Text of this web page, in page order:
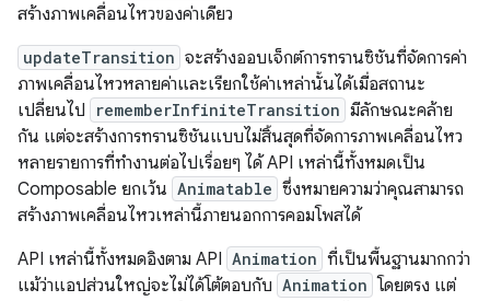
สร้างภาพเคลื่อนไหวของค่าเดียว
updateTransition จะสร้างออบเจ็กต์การทรานซิชันที่จัดการค่า
ภาพเคลื่อนไหวหลายค่าและเรียกใช้ค่าเหล่านั้นได้เมื่อสถานะ
เปลี่ยนไป
rememberInfiniteTransition มีลักษณะคล้าย
กัน แต่จะสร้างการทรานซิชันแบบไม่สิ้นสุดที่จัดการภาพเคลื่อนไหว
หลายรายการที่ทำงานต่อไปเรื่อยๆ ได้ API เหล่านี้ทั้งหมดเป็น
Composable ยกเว้น Animatable ซึ่งหมายความว่าคุณสามารถ
สร้างภาพเคลื่อนไหวเหล่านี้ภายนอกการคอมโพสได้
API เหล่านี้ทั้งหมดอิงตาม API Animation ที่เป็นพื้นฐานมากกว่า
แม้ว่าแอปส่วนใหญ่จะไม่ได้โต้ตอบกับ Animation โดยตรง แต่